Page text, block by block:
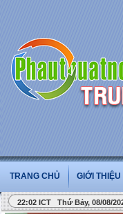
TRANG CHỦ GIỚI THIỆU
22:02 ICT Thứ Bảy, 08/08/